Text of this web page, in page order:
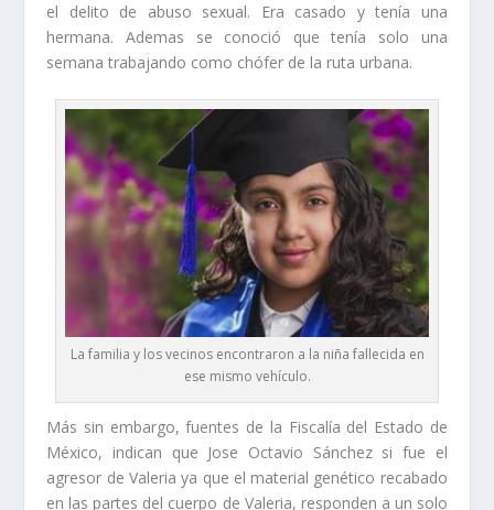
el delito de abuso sexual. Era casado y tenía una
hermana. Ademas se conoció que tenía solo una
semana trabajando como chófer de la ruta urbana.
La familia y los vecinos encontraron a la niña fallecida en
ese mismo vehículo.
Más sin embargo, fuentes de la Fiscalía del Estado de
México, indican que Jose Octavio Sánchez si fue el
agresor de Valeria ya que el material genético recabado
en las partes del cuerpo de Valeria, responden a un solo